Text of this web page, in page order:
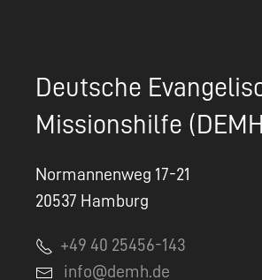
Deutsche
Missionshilfe
Normannenweg 17-21
20537 Hamburg
+49 40 25456-143
info@demh.de